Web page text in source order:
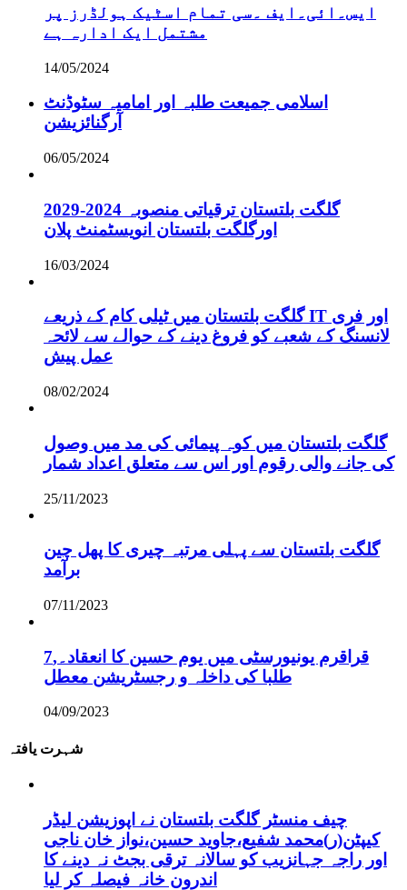
ایس۔ائی۔ایف ۔سی تمام اسٹیک ہولڈرز پر
مشتمل ایک ادارہ ہے
14/05/2024
اسلامی جمیعت طلبہ اور امامیہ سٹوڈنٹ
آرگنائزیشن
06/05/2024
گلگت بلتستان ترقیاتی منصوبہ 2024-2029
اورگلگت بلتستان انویسٹمنٹ پلان
16/03/2024
گلگت بلتستان میں ٹیلی کام کے ذریعے IT اور فری
لانسنگ کے شعبے کو فروغ دینے کے حوالے سے لائحہ
عمل پیش
08/02/2024
گلگت بلتستان میں کوہ پیمائی کی مد میں وصول
کی جانے والی رقوم اور اس سے متعلق اعداد شمار
25/11/2023
گلگت بلتستان سے پہلی مرتبہ چیری کا پھل چین
برآمد
07/11/2023
قراقرم یونیورسٹی میں یوم حسین کا انعقاد۔,7
طلبا کی داخلہ و رجسٹریشن معطل
04/09/2023
شہرت یافتہ
چیف منسٹر گلگت بلتستان نے اپوزیشن لیڈر
کیپٹن(ر)محمد شفیع،جاوید حسین،نواز خان ناجی
اور راجہ جہانزیب کو سالانہ ترقی بجٹ نہ دینے کا
اندرون خانہ فیصلہ کر لیا